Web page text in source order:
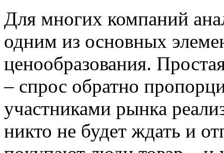
Для многих компаний
одним из основных
ценообразования.
– спрос обратно
участниками рынка
никто не будет ждать и